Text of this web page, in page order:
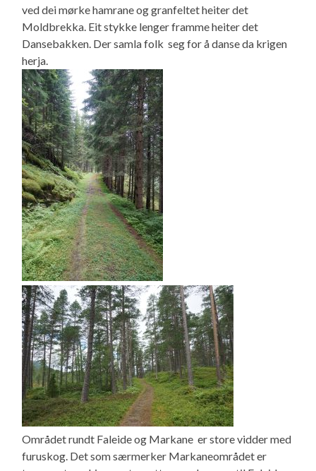
ved dei mørke hamrane og granfeltet heiter det
Moldbrekka. Eit stykke lenger framme heiter det
Dansebakken. Der samla folk seg for å danse da krigen
herja.
Området rundt Faleide og Markane er store vidder med
furuskog. Det som særmerker Markaneområdet er